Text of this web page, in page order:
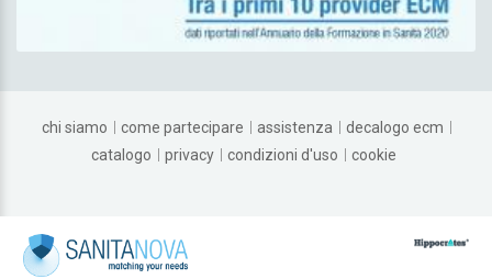
chi siamo come partecipare assistenza
decalogo ecm
catalogo
privacy condizioni d'uso cookie